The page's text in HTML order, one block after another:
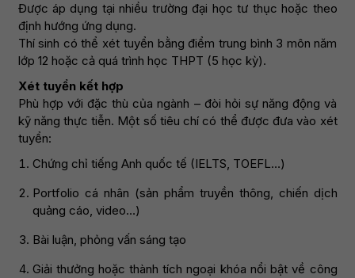
Được áp dụng tại nhiều trường đại học tư thục hoặc theo
định hướng ứng dụng.
Thí sinh có thể xét tuyển bằng điểm trung bình 3 môn năm
lớp 12 hoặc cả quá trình học THPT (5 học kỳ).
Xét tuyển kết hợp
Phù hợp với đặc thù của ngành – đòi hỏi sự năng động và
kỹ năng thực tiễn. Một số tiêu chí có thể được đưa vào xét
tuyển:
Chứng chỉ tiếng Anh quốc tế (IELTS, TOEFL…)
Portfolio cá nhân (sản phẩm truyền thông, chiến dịch
quảng cáo, video…)
Bài luận, phỏng vấn sáng tạo
Giải thưởng hoặc thành tích ngoại khóa nổi bật về công